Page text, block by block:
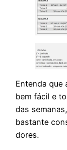
Entenda que
bem fácil e
das
bastante
dores.